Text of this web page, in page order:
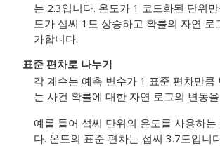
는 2.3입니다. 온도가 1 코드화된 단위
도가 섭씨 1도 상승하고 확률의 자연 로
가합니다.
표준 편차로 나누기
각 계수는 예측 변수가 1 표준 편차만큼
는 사건 확률에 대한 자연 로그의 변동
예를 들어 섭씨 단위의 온도를 사용하는
다. 온도의 표준 편차는 섭씨 3.7도입니